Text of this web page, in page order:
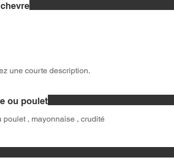
une courte description.
ou poulet
, mayonnaise , crudité